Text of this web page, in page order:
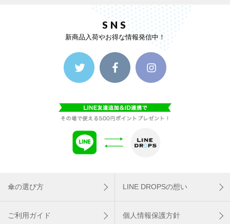
SNS
新商品入荷やお得な情報発信中！
傘の選び方 LINE DROPSの想い
ご利用ガイド 個人情報保護方針